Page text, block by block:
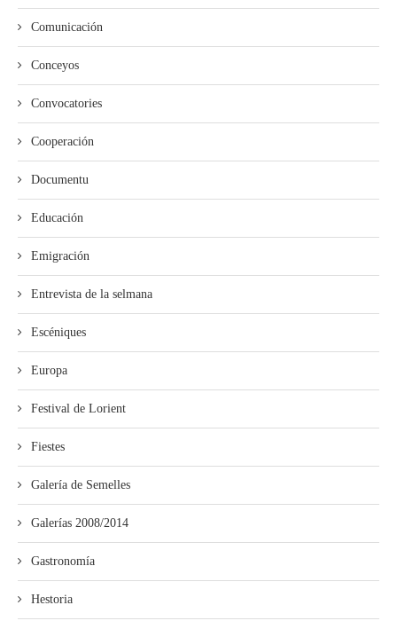
Comunicación
Conceyos
Convocatories
Cooperación
Documentu
Educación
Emigración
Entrevista de la selmana
Escéniques
Europa
Festival de Lorient
Fiestes
Galería de Semelles
Galerías 2008/2014
Gastronomía
Hestoria